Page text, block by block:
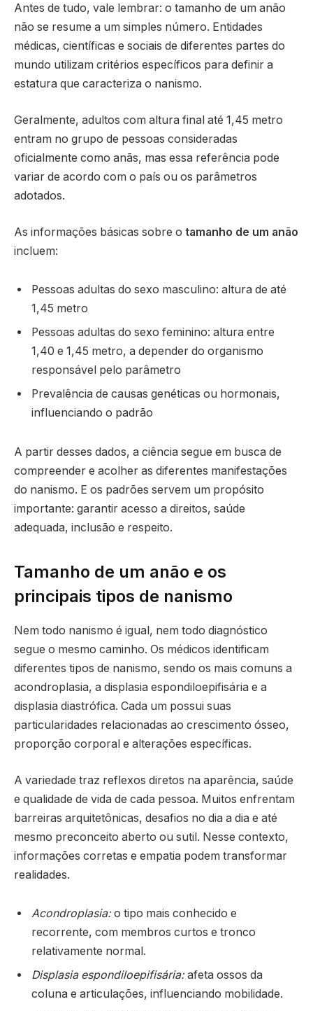
Antes de tudo, vale lembrar: o tamanho de um anão
não se resume a um simples número. Entidades
médicas, científicas e sociais de diferentes partes do
mundo utilizam critérios específicos para definir a
estatura que caracteriza o nanismo.
Geralmente, adultos com altura final até 1,45 metro
entram no grupo de pessoas consideradas
oficialmente como anãs, mas essa referência pode
variar de acordo com o país ou os parâmetros
adotados.
As informações básicas sobre o tamanho de um anão
incluem:
Pessoas adultas do sexo masculino: altura de até
1,45 metro
Pessoas adultas do sexo feminino: altura entre
1,40 e 1,45 metro, a depender do organismo
responsável pelo parâmetro
Prevalência de causas genéticas ou hormonais,
influenciando o padrão
A partir desses dados, a ciência segue em busca de
compreender e acolher as diferentes manifestações
do nanismo. E os padrões servem um propósito
importante: garantir acesso a direitos, saúde
adequada, inclusão e respeito.
Tamanho de um anão e os
principais tipos de nanismo
Nem todo nanismo é igual, nem todo diagnóstico
segue o mesmo caminho. Os médicos identificam
diferentes tipos de nanismo, sendo os mais comuns a
acondroplasia, a displasia espondiloepifisária e a
displasia diastrófica. Cada um possui suas
particularidades relacionadas ao crescimento ósseo,
proporção corporal e alterações específicas.
A variedade traz reflexos diretos na aparência, saúde
e qualidade de vida de cada pessoa. Muitos enfrentam
barreiras arquitetônicas, desafios no dia a dia e até
mesmo preconceito aberto ou sutil. Nesse contexto,
informações corretas e empatia podem transformar
realidades.
Acondroplasia:o tipo mais conhecido e
recorrente, com membros curtos e tronco
relativamente normal.
Displasia espondiloepifisária:afeta ossos da
coluna e articulações, influenciando mobilidade.